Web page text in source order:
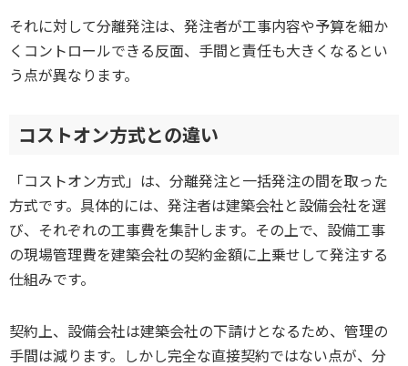
それに対して分離発注は、発注者が工事内容や予算を細か
くコントロールできる反面、手間と責任も大きくなるとい
う点が異なります。
コストオン方式との違い
「コストオン方式」は、分離発注と一括発注の間を取った
方式です。具体的には、発注者は建築会社と設備会社を選
び、それぞれの工事費を集計します。その上で、設備工事
の現場管理費を建築会社の契約金額に上乗せして発注する
仕組みです。
契約上、設備会社は建築会社の下請けとなるため、管理の
手間は減ります。しかし完全な直接契約ではない点が、分